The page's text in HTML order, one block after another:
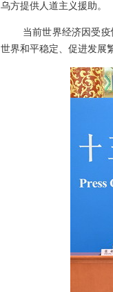
乌方提供人道主义援助。
当前世界经济因受
世界和平稳定、促进发展